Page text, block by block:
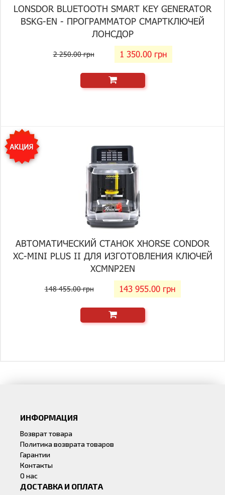
LONSDOR BLUETOOTH SMART KEY GENERATOR
BSKG-EN - ПРОГРАММАТОР СМАРТКЛЮЧЕЙ
ЛОНСДОР
2 250.00 грн 1 350.00 грн
АВТОМАТИЧЕСКИЙ СТАНОК XHORSE CONDOR
XC-MINI PLUS II ДЛЯ ИЗГОТОВЛЕНИЯ КЛЮЧЕЙ
XCMNP2EN
148 455.00 грн 143 955.00 грн
ИНФОРМАЦИЯ
Возврат товара
Политика возврата товаров
Гарантии
Контакты
О нас
ДОСТАВКА И ОПЛАТА